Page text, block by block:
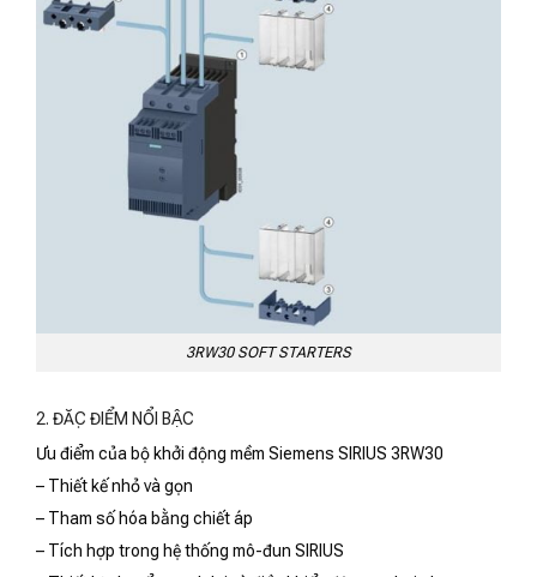
3RW30 SOFT STARTERS
2. ĐẶC ĐIỂM NỔI BẬC
Ưu điểm của bộ khởi động mềm Siemens SIRIUS 3RW30
– Thiết kế nhỏ và gọn
– Tham số hóa bằng chiết áp
– Tích hợp trong hệ thống mô-đun SIRIUS